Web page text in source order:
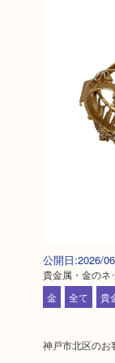
公開日:2026/
貴金属・金のネ
金
全て 貴
神戸市北区のお